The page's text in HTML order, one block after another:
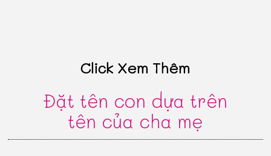
Click Xem Thêm
Đặt tên con dựa trên
tên của cha mẹ